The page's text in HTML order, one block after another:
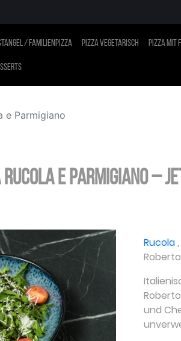
/ Familienpizza Pizza vegetarisch Pizza mit
e Parmigiano
e Parmigiano –
Rucola,
und